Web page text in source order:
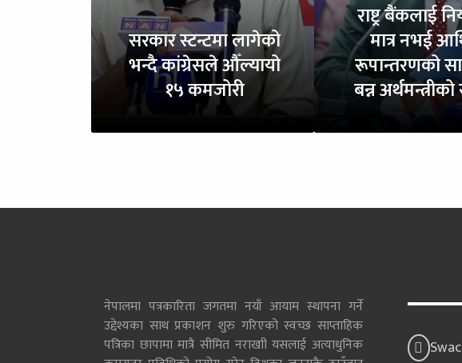
सरकार स्टन्टमा लागेको
भन्दै कांग्रेसले औँल्यायो
१५ कमजोरी
राष्ट्र बैंकलाई
मात्र नभई
रूपान्तरणको
बन्न
नेपालमा पत्रकारिता जगतमा नयाँ आयाम स्थापना गर्ने
उद्देश्यका साथ प्रकाशन शुरु गरिएको स्वच्छ साप्ताहिक
पत्रिका छापामा मात्रै सीमित नराखाी यसलाई अत्याधुनिक